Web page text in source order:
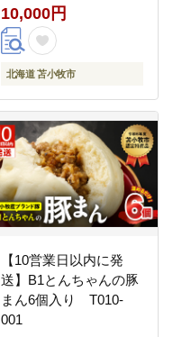
10,000円
北海道 苫小牧市
【10営業日以内に発
送】B1とんちゃんの豚
まん6個入り T010-
001